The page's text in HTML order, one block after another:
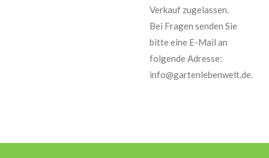
Verkauf zugelassen.
Bei Fragen senden Sie
bitte eine E-Mail an
folgende Adresse:
info@gartenlebenwelt.de.